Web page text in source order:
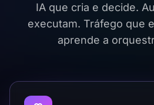
IA que cria e decide.
executam. Tráfego que
aprende a